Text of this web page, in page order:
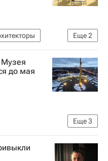
Еще2
Музея
до мая
Еще3
Победы
Министерство культуры Российской Федерации (Минкультуры России)